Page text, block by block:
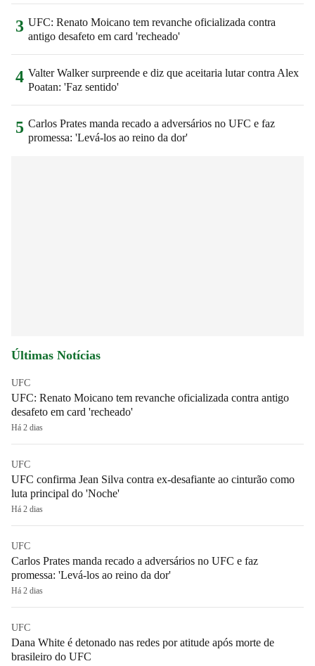
3 UFC: Renato Moicano tem revanche oficializada contra
antigo desafeto em card 'recheado'
4 Valter Walker surpreende e diz que aceitaria lutar contra Alex
Poatan: 'Faz sentido'
5 Carlos Prates manda recado a adversários no UFC e faz
promessa: 'Levá-los ao reino da dor'
Últimas Notícias
UFC
UFC: Renato Moicano tem revanche oficializada contra antigo
desafeto em card 'recheado'
Há 2 dias
UFC
UFC confirma Jean Silva contra ex-desafiante ao cinturão como
luta principal do 'Noche'
Há 2 dias
UFC
Carlos Prates manda recado a adversários no UFC e faz
promessa: 'Levá-los ao reino da dor'
Há 2 dias
UFC
Dana White é detonado nas redes por atitude após morte de
brasileiro do UFC